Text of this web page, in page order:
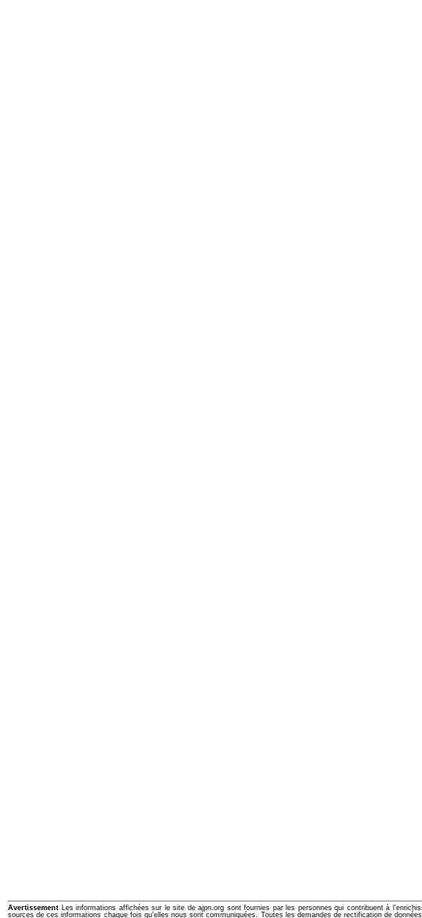
Avertissement Les informations affichées sur le site de ajpn.org sont fournies par les personnes qui contribuent à
sources de ces informations chaque fois qu'elles nous sont communiquées. Toutes les demandes de rectification de